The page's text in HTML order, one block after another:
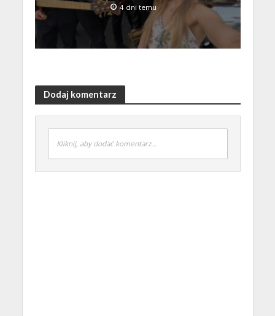
4 dni temu
Dodaj komentarz
Kliknij, aby dodać komentarz...